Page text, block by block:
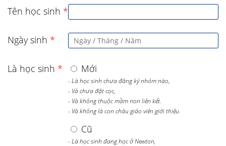
Tên học sinh *
Ngày sinh *
Là học sinh * Mới
- Là học sinh chưa đăng ký nhóm nào,
- Và chưa đặt cọc,
- Và không thuộc mầm non liên kết.
- Và không là con cháu giáo viên giới thiệu.
Cũ
- Là học sinh đang học ở Newton,